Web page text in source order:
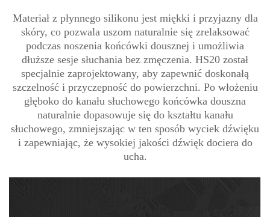
Materiał z płynnego silikonu jest miękki i przyjazny dla
skóry, co pozwala uszom naturalnie się zrelaksować
podczas noszenia końcówki dousznej i umożliwia
dłuższe sesje słuchania bez zmęczenia. HS20 został
specjalnie zaprojektowany, aby zapewnić doskonałą
szczelność i przyczepność do powierzchni. Po włożeniu
głęboko do kanału słuchowego końcówka douszna
naturalnie dopasowuje się do kształtu kanału
słuchowego, zmniejszając w ten sposób wyciek dźwięku
i zapewniając, że wysokiej jakości dźwięk dociera do
ucha.